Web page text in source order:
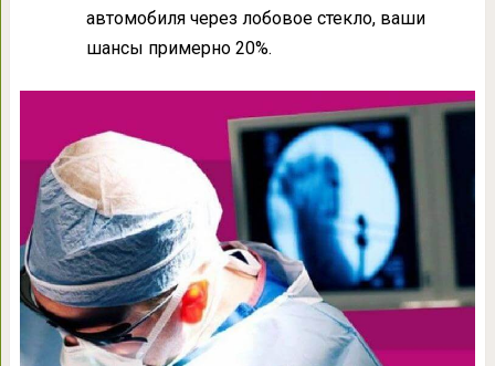
автомобиля через лобовое стекло, ваши
шансы примерно 20%.